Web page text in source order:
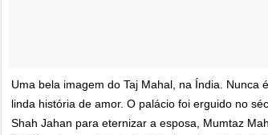
Uma bela imagem do Taj Mahal, na Índia. Nunca
linda história de amor. O palácio foi erguido no
Shah Jahan para eternizar a esposa, Mumtaz